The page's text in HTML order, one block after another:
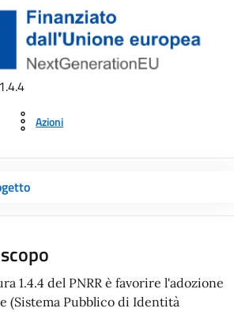
Azioni
1.4.4 del PNRR è favorire l'adozione
(Sistema Pubblico di Identità